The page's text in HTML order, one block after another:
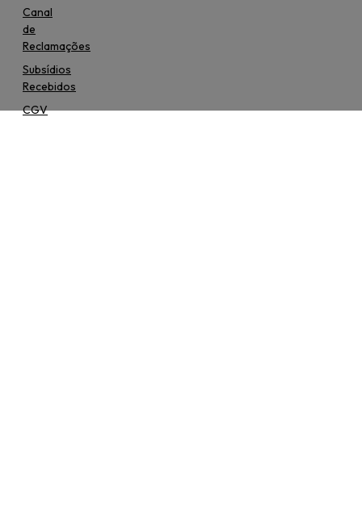
Canal
de
Reclamações
Subsídios
Recebidos
CGV